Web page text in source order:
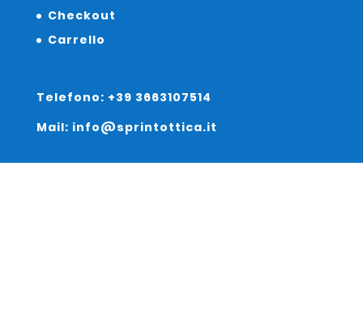
Checkout
Carrello
Telefono: +39 3663107514
Mail: info@sprintottica.it